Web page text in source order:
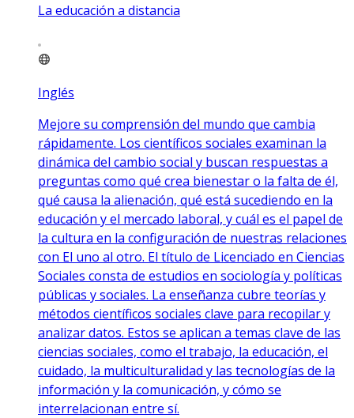
La educación a distancia
Inglés
Mejore su comprensión del mundo que cambia
rápidamente. Los científicos sociales examinan la
dinámica del cambio social y buscan respuestas a
preguntas como qué crea bienestar o la falta de él,
qué causa la alienación, qué está sucediendo en la
educación y el mercado laboral, y cuál es el papel de
la cultura en la configuración de nuestras relaciones
con El uno al otro. El título de Licenciado en Ciencias
Sociales consta de estudios en sociología y políticas
públicas y sociales. La enseñanza cubre teorías y
métodos científicos sociales clave para recopilar y
analizar datos. Estos se aplican a temas clave de las
ciencias sociales, como el trabajo, la educación, el
cuidado, la multiculturalidad y las tecnologías de la
información y la comunicación, y cómo se
interrelacionan entre sí.